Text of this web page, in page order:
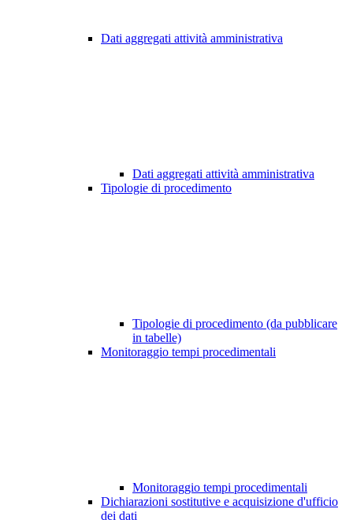
Dati aggregati attività amministrativa
Dati aggregati attività amministrativa
Tipologie di procedimento
Tipologie di procedimento (da pubblicare
in tabelle)
Monitoraggio tempi procedimentali
Monitoraggio tempi procedimentali
Dichiarazioni sostitutive e acquisizione d'ufficio
dei dati